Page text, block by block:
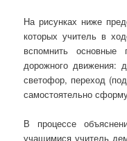
На рисунках ниже
которых учитель в
вспомнить основные
дорожного движения:
светофор, переход
самостоятельно
В процессе
учащимися учитель